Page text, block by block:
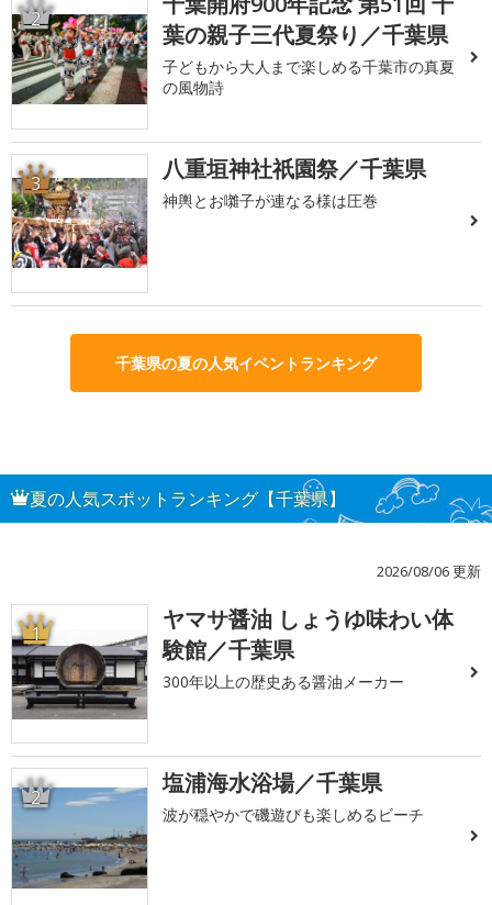
2
葉の親子三代夏祭り／千葉県
子どもから大人まで楽しめる千葉市の真夏
の風物詩
3 八重垣神社祇園祭／千葉県
神輿とお囃子が連なる様は圧巻
千葉県の夏の人気イベントランキング
夏の人気スポットランキング【千葉県】
2026/08/06 更新
1
ヤマサ醤油 しょうゆ味わい体
験館／千葉県
300年以上の歴史ある醤油メーカー
2 塩浦海水浴場／千葉県
波が穏やかで磯遊びも楽しめるビーチ